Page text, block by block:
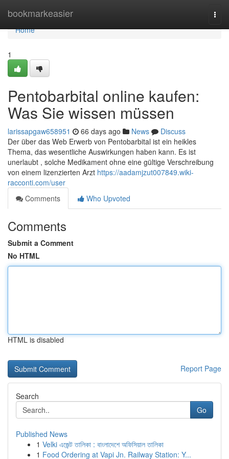
bookmarkeasier
Home
Home
1
Pentobarbital online kaufen:
Was Sie wissen müssen
larissapgaw658951 66 days ago News
Discuss
Der über das Web Erwerb von Pentobarbital ist ein heikles
Thema, das wesentliche Auswirkungen haben kann. Es ist
unerlaubt , solche Medikament ohne eine gültige Verschreibung
von einem lizenzierten Arzt https://aadamjzut007849.wiki-
racconti.com/user
Comments
Who Upvoted
Comments
Submit a Comment
No HTML
HTML is disabled
Report Page
Search
Go
Published News
1 Velki এজেন্ট তালিকা : বাংলাদেশে অফিসিয়াল তালিকা
1 Food Ordering at Vapi Jn. Railway Station: Y...